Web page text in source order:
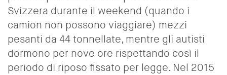
Svizzera durante il weekend (quando i
camion non possono viaggiare) mezzi
pesanti da 44 tonnellate, mentre gli autisti
dormono per nove ore rispettando così il
periodo di riposo fissato per legge. Nel 2015